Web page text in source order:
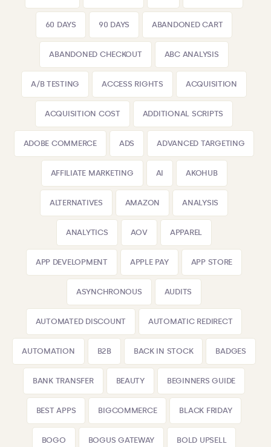
60 DAYS 90 DAYS ABANDONED CART
ABANDONED CHECKOUT ABC ANALYSIS
A/B TESTING ACCESS RIGHTS ACQUISITION
ACQUISITION COST ADDITIONAL SCRIPTS
ADOBE COMMERCE ADS ADVANCED TARGETING
AFFILIATE MARKETING AI AKOHUB
ALTERNATIVES AMAZON ANALYSIS
ANALYTICS AOV APPAREL
APP DEVELOPMENT APPLE PAY APP STORE
ASYNCHRONOUS AUDITS
AUTOMATED DISCOUNT AUTOMATIC REDIRECT
AUTOMATION B2B BACK IN STOCK BADGES
BANK TRANSFER BEAUTY BEGINNERS GUIDE
BEST APPS BIGCOMMERCE BLACK FRIDAY
BOGO BOGUS GATEWAY BOLD UPSELL